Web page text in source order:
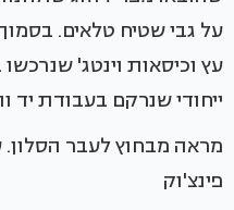
על גבי שטיח טלאים.
עץ וכיסאות וינטג'
ייחודי שנרקם בעבודת יד
מראה מבחוץ לעבר הסלון.
פינצ'וק